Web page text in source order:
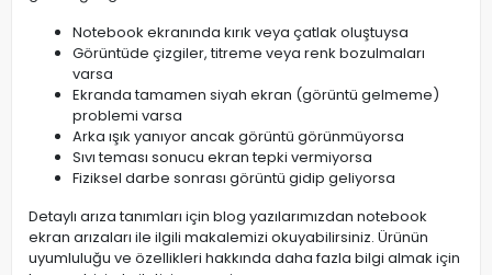
Notebook ekranında kırık veya çatlak oluştuysa
Görüntüde çizgiler, titreme veya renk bozulmaları
varsa
Ekranda tamamen siyah ekran (görüntü gelmeme)
problemi varsa
Arka ışık yanıyor ancak görüntü görünmüyorsa
Sıvı teması sonucu ekran tepki vermiyorsa
Fiziksel darbe sonrası görüntü gidip geliyorsa
Detaylı arıza tanımları için blog yazılarımızdan notebook
ekran arızaları ile ilgili makalemizi okuyabilirsiniz. Ürünün
uyumluluğu ve özellikleri hakkında daha fazla bilgi almak için